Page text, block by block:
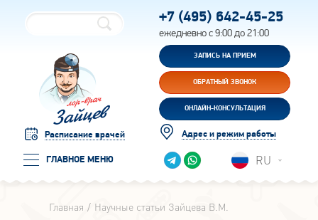
Расписание врачей
ГЛАВНОЕ МЕНЮ
+7 (495) 642-45-25
ежедневно с 9:00 до 21:00
ЗАПИСЬ НА ПРИЕМ
ОБРАТНЫЙ ЗВОНОК
ОНЛАЙН-КОНСУЛЬТАЦИЯ
Адрес и режим работы
RU
Главная Научные статьи Зайцева В.М.